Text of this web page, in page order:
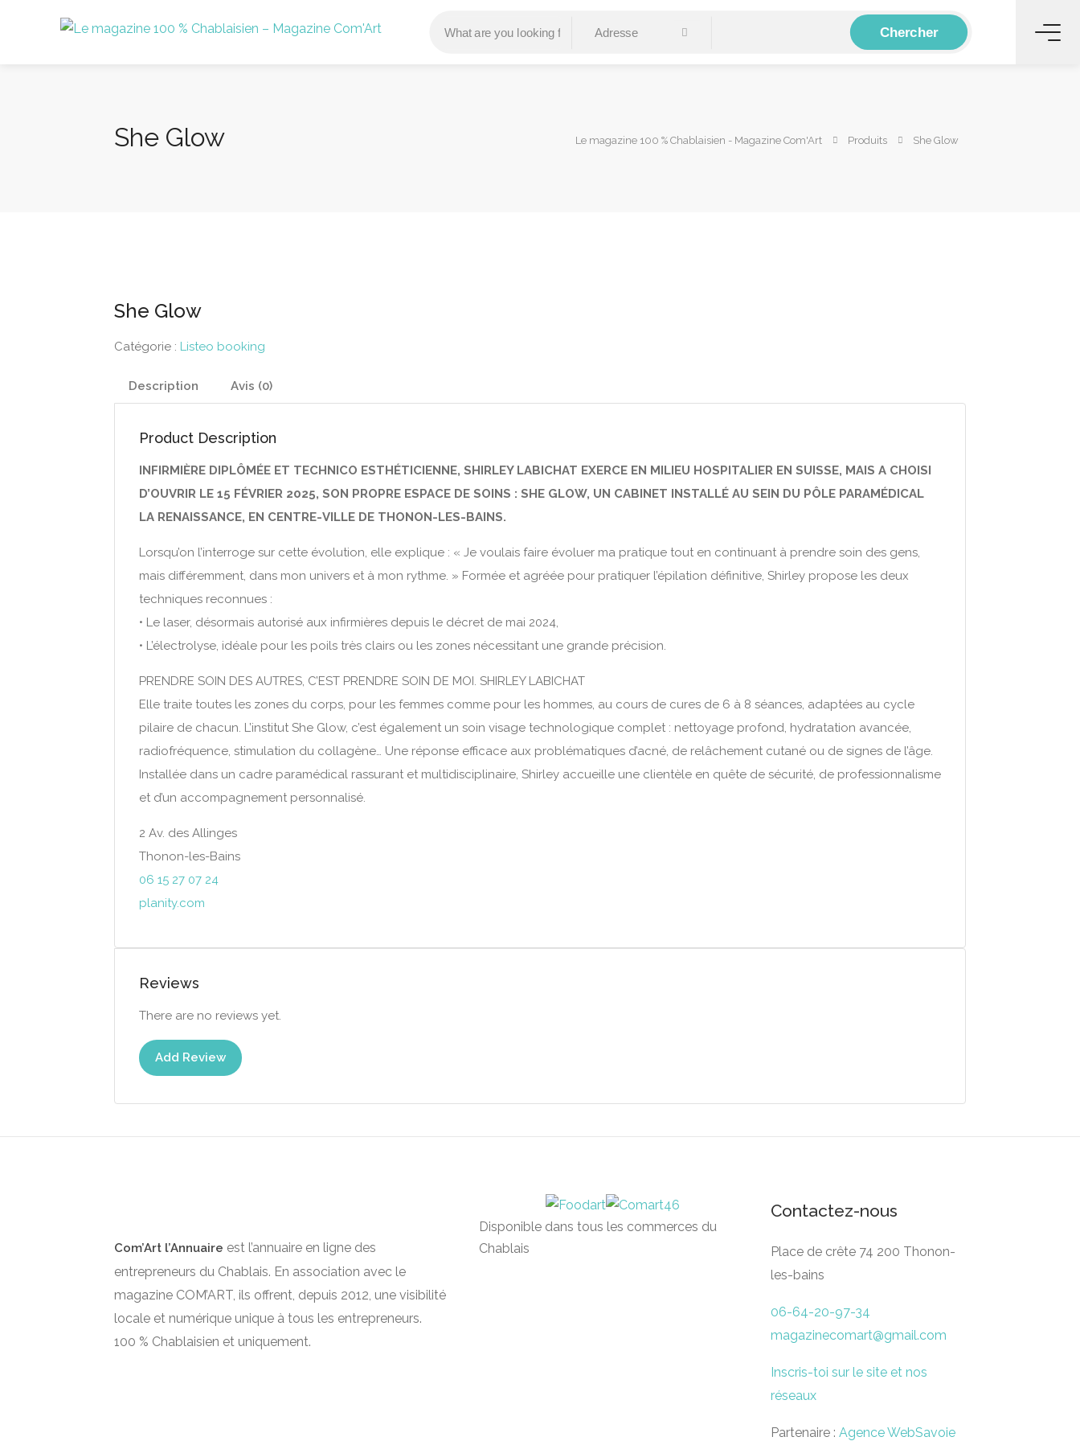
Chercher
She Glow Le magazine 100 % Chablaisien - Magazine Com'Art Produits She Glow
She Glow
Catégorie : Listeo booking
Description Avis (0)
Product Description
INFIRMIÈRE DIPLÔMÉE ET TECHNICO ESTHÉTICIENNE, SHIRLEY LABICHAT EXERCE EN MILIEU HOSPITALIER EN SUISSE, MAIS A CHOISI
D’OUVRIR LE 15 FÉVRIER 2025, SON PROPRE ESPACE DE SOINS : SHE GLOW, UN CABINET INSTALLÉ AU SEIN DU PÔLE PARAMÉDICAL
LA RENAISSANCE, EN CENTRE-VILLE DE THONON-LES-BAINS.
Lorsqu’on l’interroge sur cette évolution, elle explique : « Je voulais faire évoluer ma pratique tout en continuant à prendre soin des gens,
mais différemment, dans mon univers et à mon rythme. » Formée et agréée pour pratiquer l’épilation définitive, Shirley propose les deux
techniques reconnues :
• Le laser, désormais autorisé aux infirmières depuis le décret de mai 2024,
• L’électrolyse, idéale pour les poils très clairs ou les zones nécessitant une grande précision.
PRENDRE SOIN DES AUTRES, C’EST PRENDRE SOIN DE MOI. SHIRLEY LABICHAT
Elle traite toutes les zones du corps, pour les femmes comme pour les hommes, au cours de cures de 6 à 8 séances, adaptées au cycle
pilaire de chacun. L’institut She Glow, c’est également un soin visage technologique complet : nettoyage profond, hydratation avancée,
radiofréquence, stimulation du collagène… Une réponse efficace aux problématiques d’acné, de relâchement cutané ou de signes de l’âge.
Installée dans un cadre paramédical rassurant et multidisciplinaire, Shirley accueille une clientèle en quête de sécurité, de professionnalisme
et d’un accompagnement personnalisé.
2 Av. des Allinges
Thonon-les-Bains
06 15 27 07 24
planity.com
Reviews
There are no reviews yet.
Add Review
Com’Art l’Annuaire est l’annuaire en ligne des
entrepreneurs du Chablais. En association avec le
magazine COM’ART, ils offrent, depuis 2012, une visibilité
locale et numérique unique à tous les entrepreneurs.
100 % Chablaisien et uniquement.
Disponible dans tous les commerces du
Chablais
Contactez-nous
Place de crête 74 200 Thonon-
les-bains
06-64-20-97-34
magazinecomart@gmail.com
Inscris-toi sur le site et nos
réseaux
Partenaire :Agence WebSavoie